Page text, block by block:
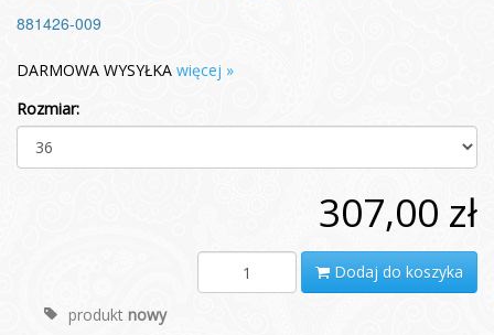
881426-009
DARMOWA WYSYŁKA więcej »
Rozmiar:
307,00 zł
Dodaj do koszyka
produkt nowy